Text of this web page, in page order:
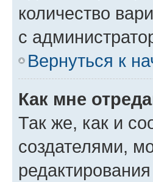
количество
с
Вернуться к
Как мне
Так же, как и
создателями,